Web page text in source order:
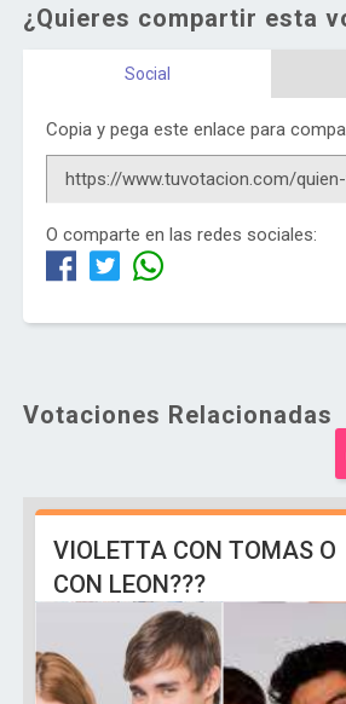
¿Quieres compartir esta
Social
Copia y pega este enlace para
O comparte en las redes sociales:
Votaciones Relacionadas
VIOLETTA CON TOMAS O
CON LEON???